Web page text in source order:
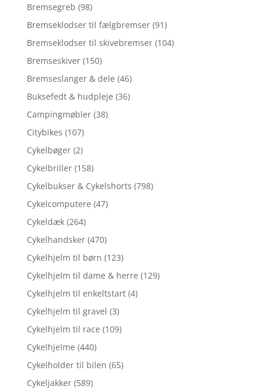
Bremsegreb (98)
Bremseklodser til fælgbremser (91)
Bremseklodser til skivebremser (104)
Bremseskiver (150)
Bremseslanger & dele (46)
Buksefedt & hudpleje (36)
Campingmøbler (38)
Citybikes (107)
Cykelbøger (2)
Cykelbriller (158)
Cykelbukser & Cykelshorts (798)
Cykelcomputere (47)
Cykeldæk (264)
Cykelhandsker (470)
Cykelhjelm til børn (123)
Cykelhjelm til dame & herre (129)
Cykelhjelm til enkeltstart (4)
Cykelhjelm til gravel (3)
Cykelhjelm til race (109)
Cykelhjelme (440)
Cykelholder til bilen (65)
Cykeljakker (589)